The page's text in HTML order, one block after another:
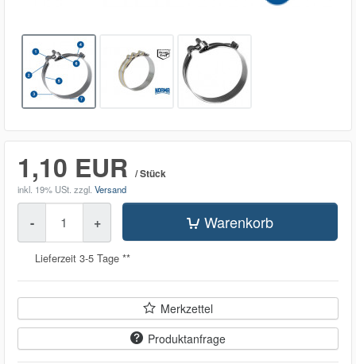
1,10 EUR / Stück
inkl. 19% USt. zzgl. Versand
- + Warenkorb
Lieferzeit 3-5 Tage **
Merkzettel
Produktanfrage